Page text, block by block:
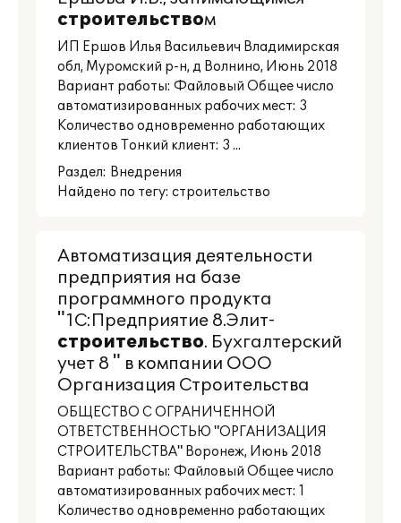
строительством
ИП Ершов Илья Васильевич Владимирская
обл, Муромский р-н, д Волнино, Июнь 2018
Вариант работы: Файловый Общее число
автоматизированных рабочих мест: 3
Количество одновременно работающих
клиентов Тонкий клиент: 3 ...
Раздел: Внедрения
Найдено по тегу: строительство
Автоматизация деятельности
предприятия на базе
программного продукта
"1С:Предприятие 8.Элит-
строительство. Бухгалтерский
учет 8 " в компании ООО
Организация Строительства
ОБЩЕСТВО С ОГРАНИЧЕННОЙ
ОТВЕТСТВЕННОСТЬЮ "ОРГАНИЗАЦИЯ
СТРОИТЕЛЬСТВА" Воронеж, Июнь 2018
Вариант работы: Файловый Общее число
автоматизированных рабочих мест: 1
Количество одновременно работающих